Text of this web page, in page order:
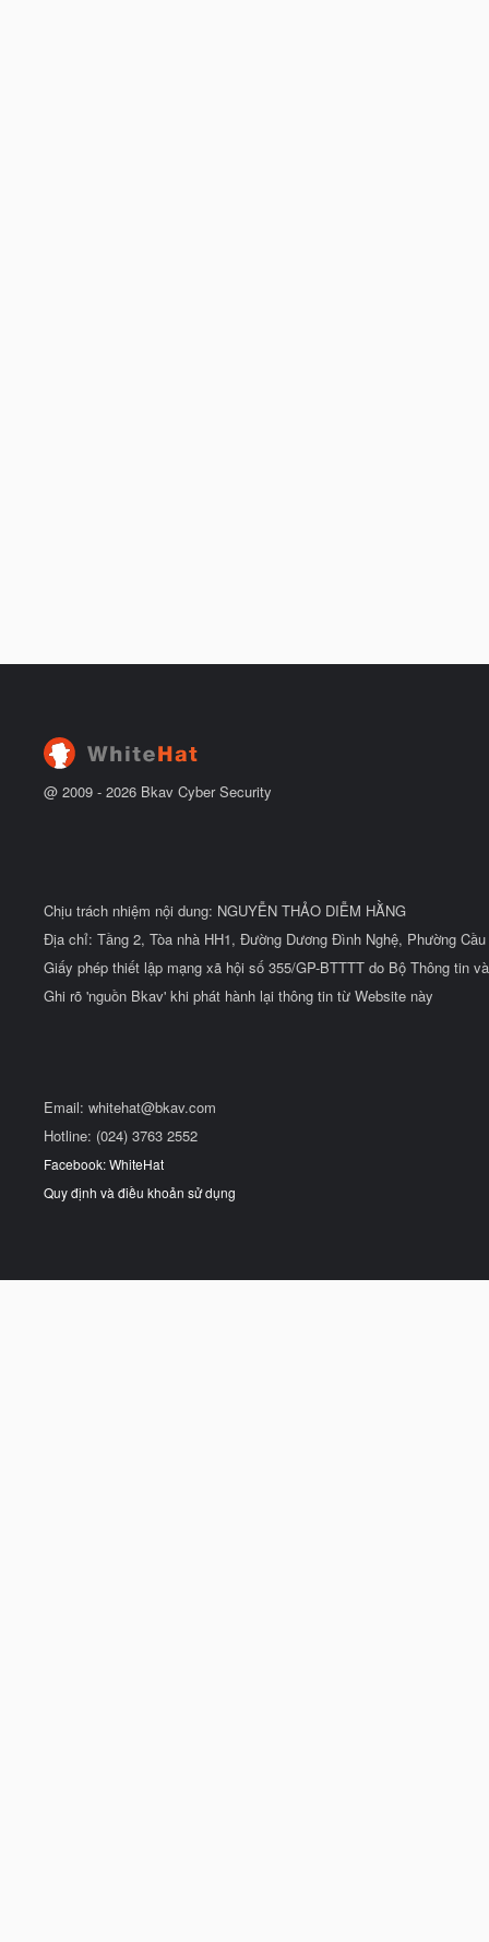
@ 2009 - 2026 Bkav Cyber Security
Chịu trách nhiệm nội dung: NGUYỄN THẢO DIỄM HẰNG
Địa chỉ: Tầng 2, Tòa nhà HH1, Đường Dương Đình Nghệ, Phường
Giấy phép thiết lập mạng xã hội số 355/GP-BTTTT do Bộ Thông tin
Ghi rõ 'nguồn Bkav' khi phát hành lại thông tin từ Website này
Email: whitehat@bkav.com
Hotline: (024) 3763 2552
Facebook: WhiteHat
Quy định và điều khoản sử dụng